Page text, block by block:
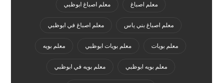
معلم اصباغ معلم اصباغ ابوظبي
معلم اصباغ بني ياس معلم اصباغ في ابوظبي
معلم بويات معلم بويات ابوظبي معلم بويه
معلم بويه ابوظبي معلم بويه في ابوظبي